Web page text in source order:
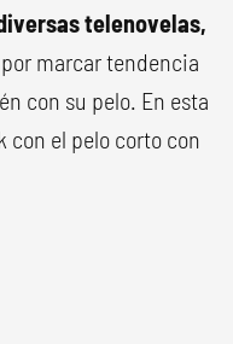
telenovelas,
marcar tendencia
con su pelo. En esta
con el pelo corto con